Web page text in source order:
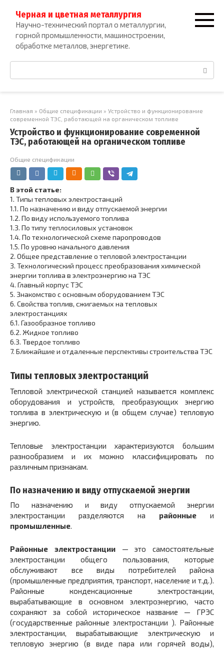
контенту
Черная и цветная металлургия
Научно-технический портал о металлургии,
горной промышленности, машиностроении,
обработке металлов, энергетике.
Поиск:
Главная » Общие спецификации » Устройство и функционирование
современной ТЭС, работающей на органическом топливе
Устройство и функционирование современной
ТЭС, работающей на органическом топливе
Общие спецификации
В этой статье:
1. Типы тепловых электростанций
1.1. По назначению и виду отпускаемой энергии
1.2. По виду используемого топлива
1.3. По типу теплосиловых установок
1.4. По технологической схеме паропроводов
1.5. По уровню начального давления
2. Общее представление о тепловой электростанции
3. Технологический процесс преобразования химической
энергии топлива в электроэнергию на ТЭС
4. Главный корпус ТЭС
5. Знакомство с основным оборудованием ТЭС
6. Свойства топлив, сжигаемых на тепловых
электростанциях
6.1. Газообразное топливо
6.2. Жидкое топливо
6.3. Твердое топливо
7. Ближайшие и отдаленные перспективы строительства ТЭС
Типы тепловых электростанций
Тепловой электрической станцией называется комплекс
оборудования и устройств, преобразующих энергию
топлива в электрическую и (в общем случае) тепловую
энергию.
Тепловые электростанции характеризуются большим
разнообразием и их можно классифицировать по
различным признакам.
По назначению и виду отпускаемой энергии
По назначению и виду отпускаемой энергии
электростанции разделяются на районные и
промышленные.
Районные электростанции— это самостоятельные
электростанции общего пользования, которые
обслуживают все виды потребителей района
(промышленные предприятия, транспорт, население и т.д.).
Районные конденсационные электростанции,
вырабатывающие в основном электроэнергию, часто
сохраняют за собой историческое название — ГРЭС
(государственные районные электростанции ). Районные
электростанции, вырабатывающие электрическую и
тепловую энергию (в виде пара или горячей воды),